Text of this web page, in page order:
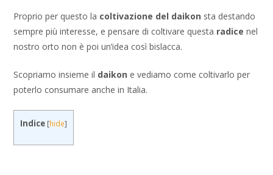
Proprio per questo la coltivazione del daikon sta destando
sempre più interesse, e pensare di coltivare questa radice nel
nostro orto non è poi un’idea così bislacca.
Scopriamo insieme il daikon e vediamo come coltivarlo per
poterlo consumare anche in Italia.
Indice [hide]